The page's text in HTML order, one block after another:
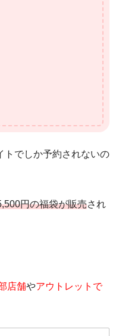
トでしか予約されないの
円の福袋が販売され
店舗やアウトレットで